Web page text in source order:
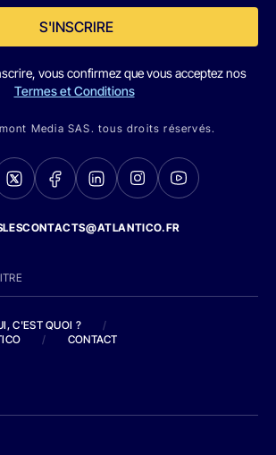
S'INSCRIRE
vous confirmez que vous acceptez nos
Termes et Conditions
Media SAS. tous droits réservés.
C'EST QUOI ?
/
/ CONTACT